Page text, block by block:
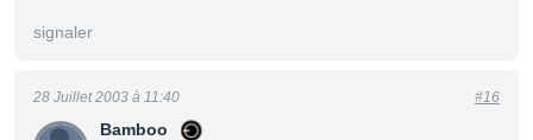
signaler
Bamboo
28 Juillet 2003 à 11:40 #16